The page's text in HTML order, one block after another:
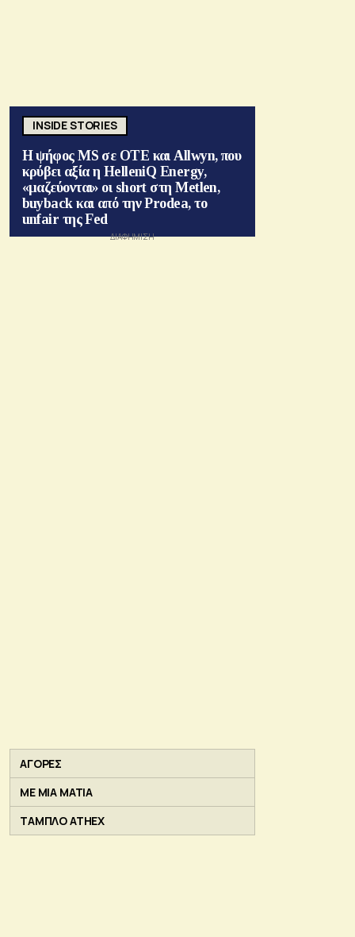
INSIDE STORIES
Η ψήφος MS σε ΟΤΕ και Allwyn, που
κρύβει αξία η HelleniQ Energy,
«μαζεύονται» οι short στη Metlen,
buyback και από την Prodea, το
unfair της Fed
ΑΓΟΡΕΣ
ΜΕ ΜΙΑ ΜΑΤΙΑ
ΤΑΜΠΛΟ ATHEX